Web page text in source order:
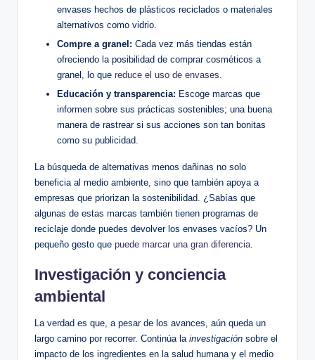
envases hechos de plásticos reciclados o materiales
alternativos como vidrio.
Compre a granel: Cada vez más tiendas están
ofreciendo la posibilidad de comprar cosméticos a
granel, lo que reduce el uso de envases
Educación y transparencia: Escoge marcas que
informen sobre sus prácticas sostenibles; una buena
manera de rastrear si sus acciones son tan bonitas
como su publicidad.
La búsqueda de alternativas menos dañinas no solo
beneficia al medio ambiente, sino que también apoya a
empresas que priorizan la sostenibilidad. ¿Sabías que
algunas de estas marcas también tienen programas de
reciclaje donde puedes devolver los envases vacíos? Un
pequeño gesto que puede marcar una gran diferencia.
Investigación y conciencia
ambiental
La verdad es que, a pesar de los avances, aún queda un
largo camino por recorrer. Continúa la investigación sobre el
impacto de los ingredientes en la salud humana y el medio